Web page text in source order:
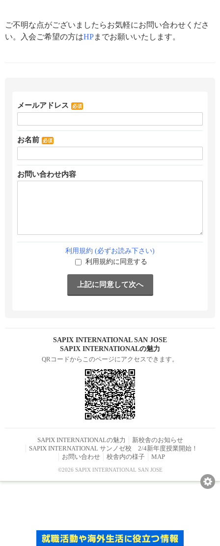
ご不明な点がございましたらお気軽にお問い合わせくださ
い。入会ご希望の方はHPまでお願いいたします。
メールアドレス 必須
お名前 必須
お問い合わせ内容
利用規約 (必ずお読み下さい)
利用規約に同意する
SAPIX INTERNATIONAL SAN JOSE
SAPIX INTERNATIONALの魅力
QRコードからこのページにアクセスできます。
SAPIX INTERNATIONALの魅力
新校舎のお知らせ
SAPIX INTERNATIONAL サンノゼ校 2/4新年度授業開始！
お問い合わせ
校舎内の様子 MAP
©2026 SAPIX INTERNATIONAL SAN JOSE